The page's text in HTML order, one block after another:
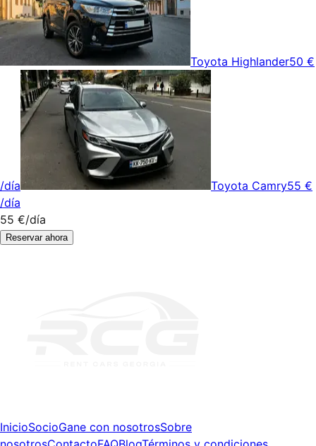
Toyota Highlander50 €
/día Toyota Camry55 €
/día
55 €/día
Reservar ahora
InicioSocioGane con nosotrosSobre